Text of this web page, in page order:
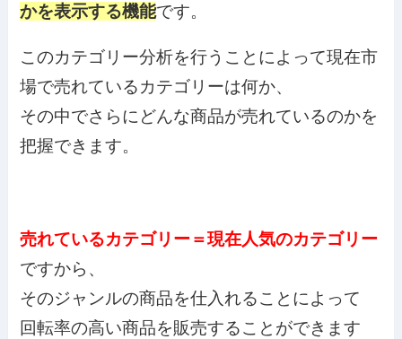
かを表示する機能です。
このカテゴリー分析を行うことによって現在市
場で売れているカテゴリーは何か、
その中でさらにどんな商品が売れているのかを
把握できます。
売れているカテゴリー＝現在人気のカテゴリー
ですから、
そのジャンルの商品を仕入れることによって
回転率の高い商品を販売することができます